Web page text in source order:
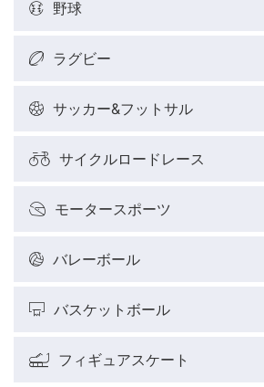
野球
ラグビー
サッカー&フットサル
サイクルロードレース
モータースポーツ
バレーボール
バスケットボール
フィギュアスケート